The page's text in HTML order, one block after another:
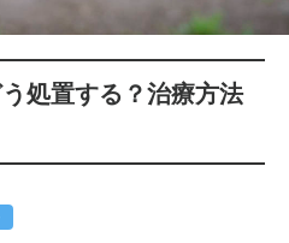
処置する？治療方法